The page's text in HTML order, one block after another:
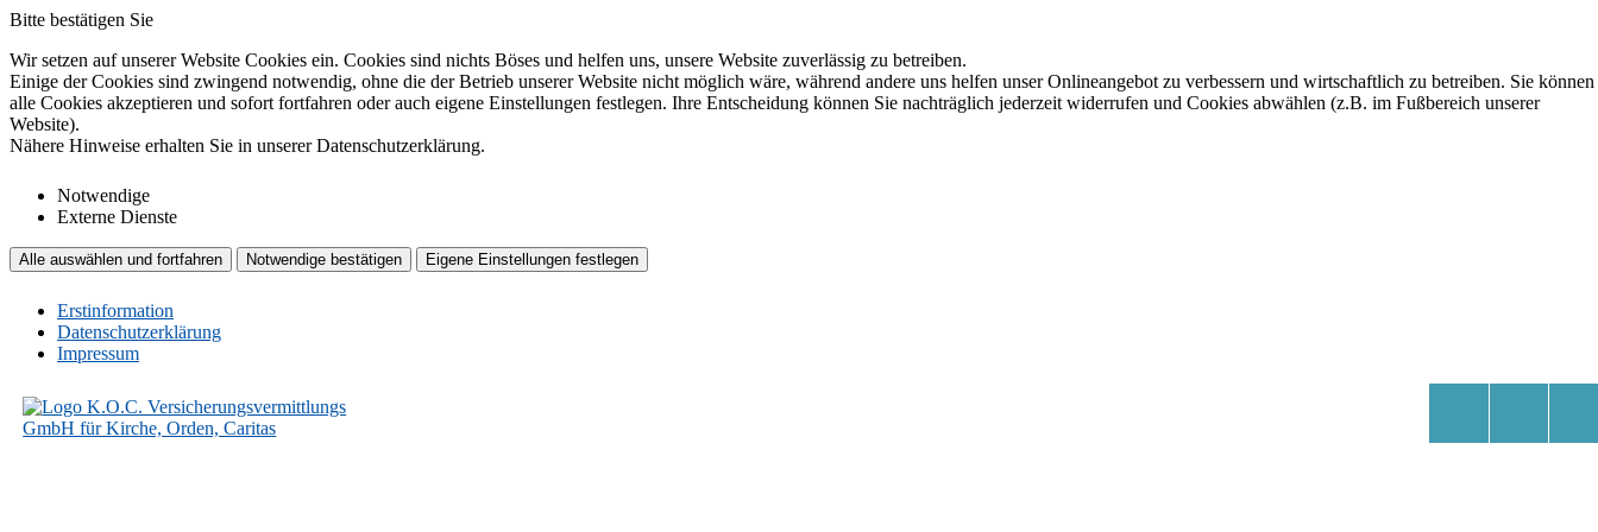
Bitte bestätigen Sie
Wir setzen auf unserer Website Cookies ein. Cookies sind nichts Böses und helfen uns, unsere Website zuverlässig zu betreiben.
Einige der Cookies sind zwingend notwendig, ohne die der Betrieb unserer Website nicht möglich wäre, während andere uns helfen unser Onlineangebot zu verbessern und wirtschaftlich zu betreiben. Sie können
alle Cookies akzeptieren und sofort fortfahren oder auch eigene Einstellungen festlegen. Ihre Entscheidung können Sie nachträglich jederzeit widerrufen und Cookies abwählen (z.B. im Fußbereich unserer
Website).
Nähere Hinweise erhalten Sie in unserer Datenschutzerklärung.
Notwendige
Externe Dienste
Alle auswählen und fortfahren Notwendige bestätigen Eigene Einstellungen festlegen
Erstinformation
Datenschutzerklärung
Impressum